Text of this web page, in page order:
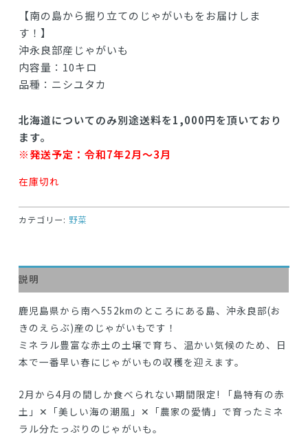
【南の島から掘り立てのじゃがいもをお届けしま
す！】
沖永良部産じゃがいも
内容量：10キロ
品種：ニシユタカ
北海道についてのみ別途送料を1,000円を頂いており
ます。
※発送予定：令和7年2月～3月
在庫切れ
カテゴリー: 野菜
説明
鹿児島県から南へ552kmのところにある島、沖永良部(お
きのえらぶ)産のじゃがいもです！
ミネラル豊富な赤土の土壌で育ち、温かい気候のため、日
本で一番早い春にじゃがいもの収穫を迎えます。
2月から4月の間しか食べられない期間限定! 「島特有の赤
土」✕「美しい海の潮風」✕「農家の愛情」で育ったミネ
ラル分たっぷりのじゃがいも。